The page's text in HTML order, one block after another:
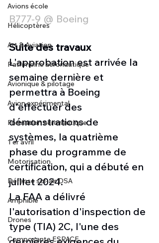
Avions école
Hélicoptères
Art & Aviation
Patrimoine aéronautique
Avionique & pilotage
Avion expérimental
Formation aéronautique
1 er avril
Motorisation
Défense sol-air DSA
Amphibie
Drones
Composante ESPACE
B777-9 @ Boeing
Suite des travaux
L'approbation est arrivée la
semaine dernière et
permettra à Boeing
d'effectuer des
démonstrations de
systèmes, la quatrième
phase du programme de
certification, qui a débuté en
juillet 2024.
La FAA a délivré
l'autorisation d'inspection de
type (TIA) 2C, l'une des